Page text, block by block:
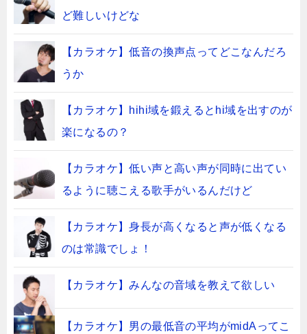
ど難しいけどな
【カラオケ】低音の換声点ってどこなんだろ
うか
【カラオケ】hihi域を鍛えるとhi域を出すのが
楽になるの？
【カラオケ】低い声と高い声が同時に出てい
るように聴こえる歌手がいるんだけど
【カラオケ】身長が高くなると声が低くなる
のは常識でしょ！
【カラオケ】みんなの音域を教えて欲しい
【カラオケ】男の最低音の平均がmidAってこ